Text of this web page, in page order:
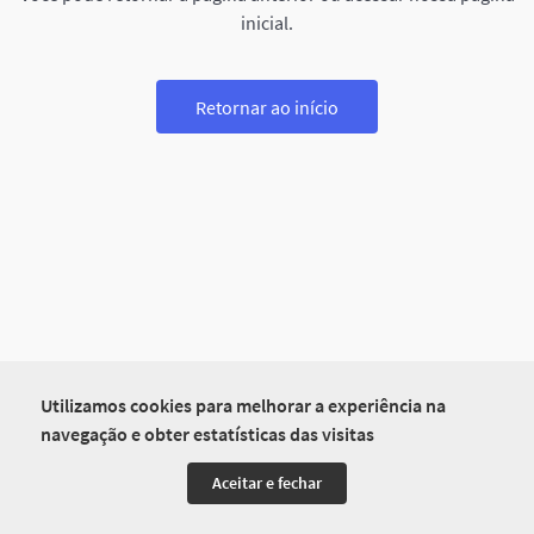
Utilizamos cookies para melhorar a experiência na
navegação e obter estatísticas das visitas
Aceitar e fechar
inicial.
Retornar ao início